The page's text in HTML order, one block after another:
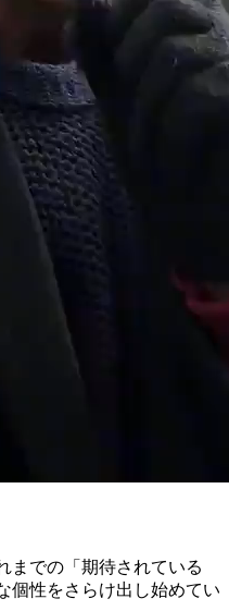
までの「期待されている
個性をさらけ出し始めてい